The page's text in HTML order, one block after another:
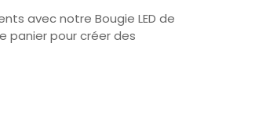
avec notre Bougie LED de
panier pour créer des